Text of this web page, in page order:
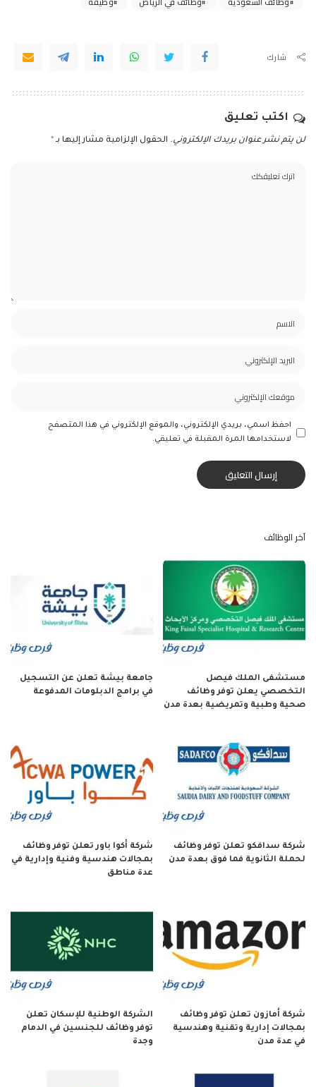
شارك
اكتب تعليق
لن يتم نشر عنوان بريدك الإلكتروني. الحقول الإلزامية مشار إليها بـ *
احفظ اسمي، بريدي الإلكتروني، والموقع الإلكتروني في هذا المتصفح
لاستخدامها المرة المقبلة في تعليقي.
آخر الوظائف
مستشفى الملك فيصل
التخصصي يعلن توفر وظائف
صحية وطبية وتمريضية بعدة مدن
جامعة بيشة تعلن عن التسجيل
في برامج الدبلومات المدفوعة
شركة سدافكو تعلن توفر وظائف
لحملة الثانوية فما فوق بعدة مدن
شركة أكوا باور تعلن توفر وظائف
بمجالات هندسية وفنية وإدارية في
عدة مناطق
شركة أمازون تعلن توفر وظائف
بمجالات إدارية وتقنية وهندسية
في عدة مدن
الشركة الوطنية للإسكان تعلن
توفر وظائف للجنسين في الدمام
وجدة